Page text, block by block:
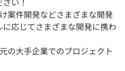
案件開発などさまざまな開発
応じてさまざまな開発に携わ
の大手企業でのプロジェクト